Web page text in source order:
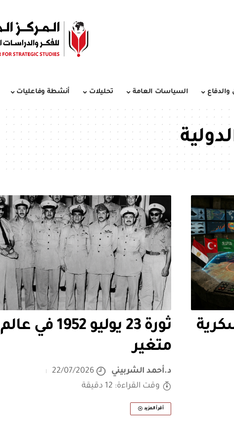
والدفاع السياسات العامة تحليلات أنشطة وفاعليات
ثورة 23 يوليو 1952 في عالم
متغير
د.أحمد الشربيني
22/07/2026
وقت القراءة: 12 دقيقة
أقرأ المزيد